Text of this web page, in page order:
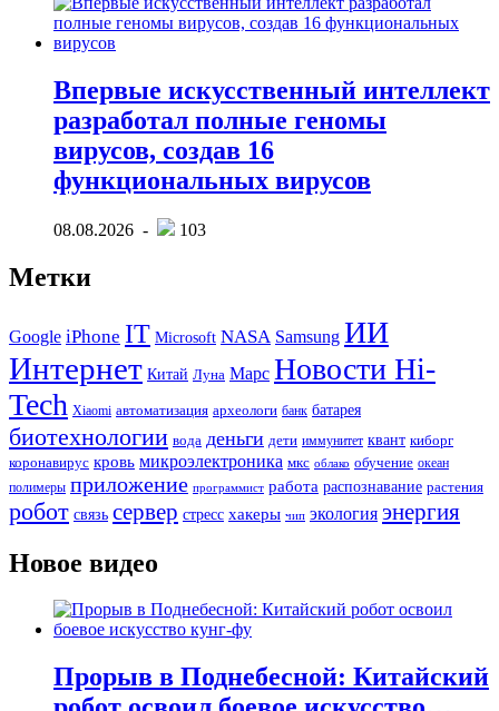
Впервые искусственный интеллект
разработал полные геномы
вирусов, создав 16
функциональных вирусов
08.08.2026 - 103
Метки
Google iPhone IT Microsoft NASA Samsung ИИ
Интернет Китай Луна Марс Новости Hi-
Tech Хiaomi автоматизация археологи банк батарея
биотехнологии вода деньги дети иммунитет квант киборг
коронавирус кровь микроэлектроника мкс облако обучение океан
полимеры приложение программист работа распознавание растения
робот связь сервер стресс хакеры чип экология энергия
Новое видео
Прорыв в Поднебесной: Китайский